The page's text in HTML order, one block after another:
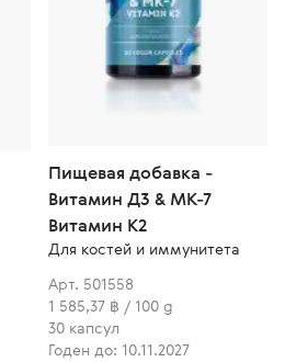
Пищевая добавка -
Витамин Д3 & MK-7
Витамин К2
Для костей и иммунитета
Арт. 501558
1 585,37 ฿ / 100 g
30 капсул
Годен до: 10.11.2027